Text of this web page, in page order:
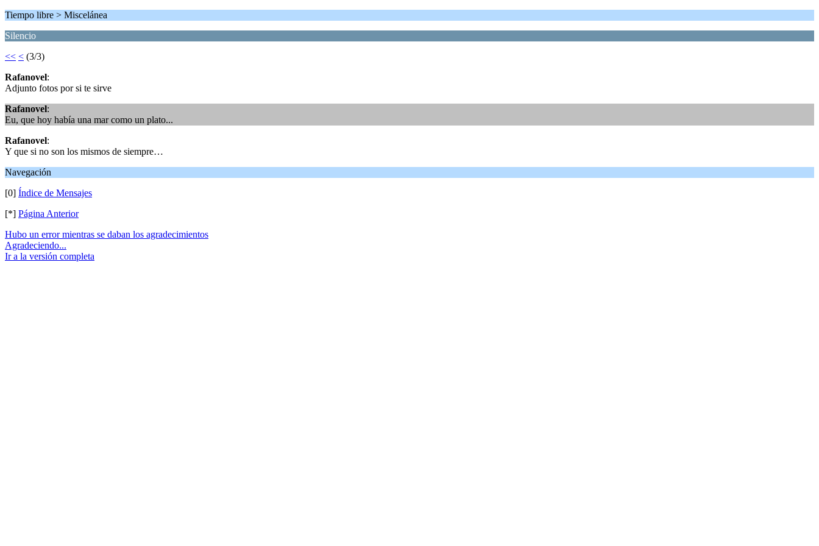
Tiempo libre > Miscelánea
Silencio
<< < (3/3)
Rafanovel:
Adjunto fotos por si te sirve
Rafanovel:
Eu, que hoy había una mar como un plato...
Rafanovel:
Y que si no son los mismos de siempre…
Navegación
[0] Índice de Mensajes
[*] Página Anterior
Hubo un error mientras se daban los agradecimientos
Agradeciendo...
Ir a la versión completa